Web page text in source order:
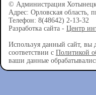
© Администрация
Адрес: Орловская область,
Телефон: 8(48642) 2-13-32
Разработка сайта - Центр
Используя данный сайт, вы
соответствии с Политикой
ваши данные